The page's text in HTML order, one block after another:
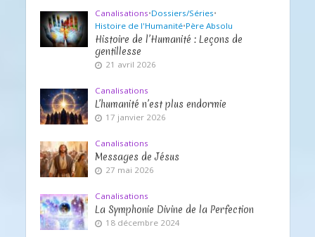
Canalisations•Dossiers/Séries•
Histoire de l'Humanité•Père Absolu
Histoire de l’Humanité : Leçons de
gentillesse
21 avril 2026
Canalisations
L’humanité n’est plus endormie
17 janvier 2026
Canalisations
Messages de Jésus
27 mai 2026
Canalisations
La Symphonie Divine de la Perfection
18 décembre 2024